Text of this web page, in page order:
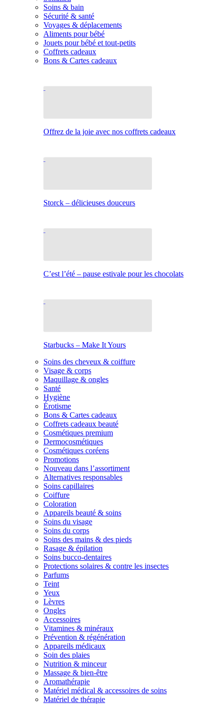
Soins & bain
Sécurité & santé
Voyages & déplacements
Aliments pour bébé
Jouets pour bébé et tout-petits
Coffrets cadeaux
Bons & Cartes cadeaux
Offrez de la joie avec nos coffrets cadeaux
Storck – délicieuses douceurs
C’est l’été – pause estivale pour les chocolats
Starbucks – Make It Yours
Soins des cheveux & coiffure
Visage & corps
Maquillage & ongles
Santé
Hygiène
Érotisme
Bons & Cartes cadeaux
Coffrets cadeaux beauté
Cosmétiques premium
Dermocosmétiques
Cosmétiques coréens
Promotions
Nouveau dans l’assortiment
Alternatives responsables
Soins capillaires
Coiffure
Coloration
Appareils beauté & soins
Soins du visage
Soins du corps
Soins des mains & des pieds
Rasage & épilation
Soins bucco-dentaires
Protections solaires & contre les insectes
Parfums
Teint
Yeux
Lèvres
Ongles
Accessoires
Vitamines & minéraux
Prévention & régénération
Appareils médicaux
Soin des plaies
Nutrition & minceur
Massage & bien-être
Aromathérapie
Matériel médical & accessoires de soins
Matériel de thérapie